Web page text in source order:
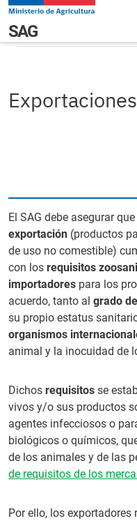
Pasar al contenido principal
Navegación
SAGExportaciones
Exportaciones
El SAG debe asegurar
exportación (productos
de uso no comestible)
con los requisitos
importadores para los
acuerdo, tanto al grado
su propio estatus
organismos
animal y la inocuidad de
Dichos requisitos se
vivos y/o sus productos
agentes infecciosos o
biológicos o químicos,
de los animales y de las
de requisitos de los
Por ello, los exportadores